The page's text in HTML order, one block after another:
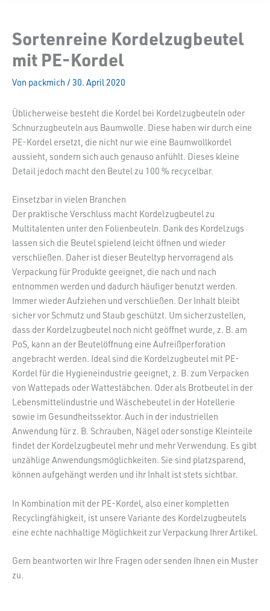
Sortenreine Kordelzugbeutel
mit PE-Kordel
Von packmich /30. April 2020
Üblicherweise besteht die Kordel bei Kordelzugbeuteln oder
Schnurzugbeuteln aus Baumwolle. Diese haben wir durch eine
PE-Kordel ersetzt, die nicht nur wie eine Baumwollkordel
aussieht, sondern sich auch genauso anfühlt. Dieses kleine
Detail jedoch macht den Beutel zu 100 % recycelbar.
Einsetzbar in vielen Branchen
Der praktische Verschluss macht Kordelzugbeutel zu
Multitalenten unter den Folienbeuteln. Dank des Kordelzugs
lassen sich die Beutel spielend leicht öffnen und wieder
verschließen. Daher ist dieser Beuteltyp hervorragend als
Verpackung für Produkte geeignet, die nach und nach
entnommen werden und dadurch häufiger benutzt werden.
Immer wieder Aufziehen und verschließen. Der Inhalt bleibt
sicher vor Schmutz und Staub geschützt. Um sicherzustellen,
dass der Kordelzugbeutel noch nicht geöffnet wurde, z. B. am
PoS, kann an der Beutelöffnung eine Aufreißperforation
angebracht werden. Ideal sind die Kordelzugbeutel mit PE-
Kordel für die Hygieneindustrie geeignet, z. B. zum Verpacken
von Wattepads oder Wattestäbchen. Oder als Brotbeutel in der
Lebensmittelindustrie und Wäschebeutel in der Hotellerie
sowie im Gesundheitssektor. Auch in der industriellen
Anwendung für z. B. Schrauben, Nägel oder sonstige Kleinteile
findet der Kordelzugbeutel mehr und mehr Verwendung. Es gibt
unzählige Anwendungsmöglichkeiten. Sie sind platzsparend,
können aufgehängt werden und ihr Inhalt ist stets sichtbar.
In Kombination mit der PE-Kordel, also einer kompletten
Recyclingfähigkeit, ist unsere Variante des Kordelzugbeutels
eine echte nachhaltige Möglichkeit zur Verpackung Ihrer Artikel.
Gern beantworten wir Ihre Fragen oder senden Ihnen ein Muster
zu.